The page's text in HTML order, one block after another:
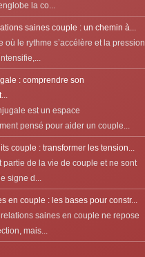
la co...
saines couple : un chemin à...
où le rythme s’accélère et la pression
: comprendre son
est un espace
pensé pour aider un couple...
couple : transformer les tension...
partie de la vie de couple et ne sont
signe d...
en couple : les bases pour constr...
saines en couple ne repose
mais...